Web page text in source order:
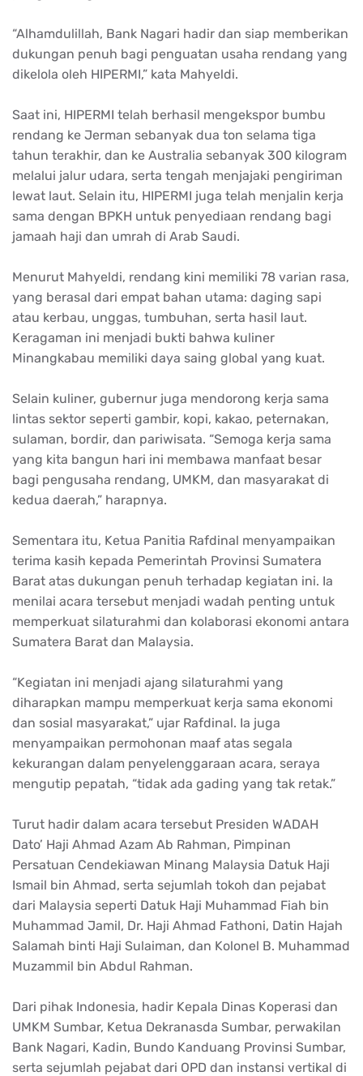
“Alhamdulillah, Bank Nagari hadir dan siap memberikan
dukungan penuh bagi penguatan usaha rendang yang
dikelola oleh HIPERMI,” kata Mahyeldi.
Saat ini, HIPERMI telah berhasil mengekspor bumbu
rendang ke Jerman sebanyak dua ton selama tiga
tahun terakhir, dan ke Australia sebanyak 300 kilogram
melalui jalur udara, serta tengah menjajaki pengiriman
lewat laut. Selain itu, HIPERMI juga telah menjalin kerja
sama dengan BPKH untuk penyediaan rendang bagi
jamaah haji dan umrah di Arab Saudi.
Menurut Mahyeldi, rendang kini memiliki 78 varian rasa,
yang berasal dari empat bahan utama: daging sapi
atau kerbau, unggas, tumbuhan, serta hasil laut.
Keragaman ini menjadi bukti bahwa kuliner
Minangkabau memiliki daya saing global yang kuat.
Selain kuliner, gubernur juga mendorong kerja sama
lintas sektor seperti gambir, kopi, kakao, peternakan,
sulaman, bordir, dan pariwisata. “Semoga kerja sama
yang kita bangun hari ini membawa manfaat besar
bagi pengusaha rendang, UMKM, dan masyarakat di
kedua daerah,” harapnya.
Sementara itu, Ketua Panitia Rafdinal menyampaikan
terima kasih kepada Pemerintah Provinsi Sumatera
Barat atas dukungan penuh terhadap kegiatan ini. Ia
menilai acara tersebut menjadi wadah penting untuk
memperkuat silaturahmi dan kolaborasi ekonomi antara
Sumatera Barat dan Malaysia.
“Kegiatan ini menjadi ajang silaturahmi yang
diharapkan mampu memperkuat kerja sama ekonomi
dan sosial masyarakat,” ujar Rafdinal. Ia juga
menyampaikan permohonan maaf atas segala
kekurangan dalam penyelenggaraan acara, seraya
mengutip pepatah, “tidak ada gading yang tak retak.”
Turut hadir dalam acara tersebut Presiden WADAH
Dato’ Haji Ahmad Azam Ab Rahman, Pimpinan
Persatuan Cendekiawan Minang Malaysia Datuk Haji
Ismail bin Ahmad, serta sejumlah tokoh dan pejabat
dari Malaysia seperti Datuk Haji Muhammad Fiah bin
Muhammad Jamil, Dr. Haji Ahmad Fathoni, Datin Hajah
Salamah binti Haji Sulaiman, dan Kolonel B. Muhammad
Muzammil bin Abdul Rahman.
Dari pihak Indonesia, hadir Kepala Dinas Koperasi dan
UMKM Sumbar, Ketua Dekranasda Sumbar, perwakilan
Bank Nagari, Kadin, Bundo Kanduang Provinsi Sumbar,
serta sejumlah pejabat dari OPD dan instansi vertikal di